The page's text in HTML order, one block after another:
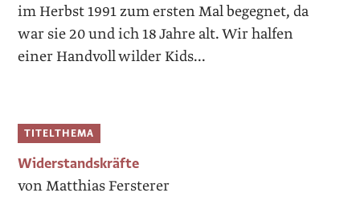
im Herbst 1991 zum ersten Mal begegnet, da
war sie 20 und ich 18 Jahre alt. Wir halfen
einer Handvoll wilder Kids...
TITELTHEMA
Widerstandskräfte
von Matthias Fersterer